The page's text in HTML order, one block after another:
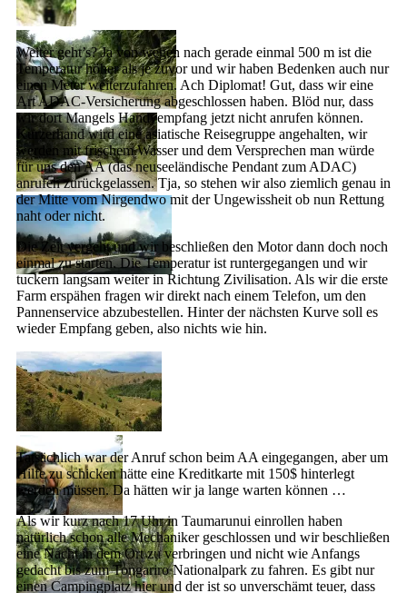
einspuriger
Tunnel
auf Fehlersuche
Weiter geht’s? Ja von wegen nach gerade einmal 500 m ist die
Temperatur höher als je zuvor und wir haben Bedenken auch nur
einen Meter weiterzufahren. Ach Diplomat! Gut, dass wir eine
Art ADAC-Versicherung abgeschlossen haben. Blöd nur, dass
wir dort Mangels Handyempfang jetzt nicht anrufen können.
Kurzerhand wird eine asiatische Reisegruppe angehalten, wir
werden mit frischem Wasser und dem Versprechen man würde
für uns den AA (das neuseeländische Pendant zum ADAC)
anrufen zurückgelassen. Tja, so stehen wir also ziemlich genau in
der Mitte vom Nirgendwo mit der Ungewissheit ob nun Rettung
naht oder nicht.
Die Zeit vergeht und wir beschließen den Motor dann doch noch
einmal zu starten. Die Temperatur ist runtergegangen und wir
tuckern langsam weiter in Richtung Zivilisation. Als wir die erste
Farm erspähen fragen wir direkt nach einem Telefon, um den
Pannenservice abzubestellen. Hinter der nächsten Kurve soll es
wieder Empfang geben, also nichts wie hin.
ein letzter
“Schluck” auf den
letzten Metern
Tatsächlich war der Anruf schon beim AA eingegangen, aber um
Hilfe zu schicken hätte eine Kreditkarte mit 150$ hinterlegt
werden müssen. Da hätten wir ja lange warten können …
Als wir kurz nach 17 Uhr in Taumarunui einrollen haben
natürlich schon alle Mechaniker geschlossen und wir beschließen
eine Nacht in dem Ort zu verbringen und nicht wie Anfangs
gedacht bis zum Tongariro Nationalpark zu fahren. Es gibt nur
einen Campingplatz hier und der ist so unverschämt teuer, dass